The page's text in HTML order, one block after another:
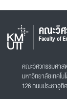
คณะวิ
Faculty of
คณะวิศวกรรมศาส
มหาวิทยาลัยเทคโ
126 ถนนประชาอุทิ